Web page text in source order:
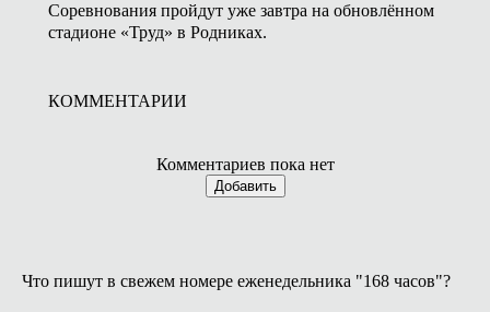
Соревнования пройдут уже завтра на обновлённом
стадионе «Труд» в Родниках.
КОММЕНТАРИИ
Комментариев пока нет
Добавить
Что пишут в свежем номере еженедельника "168 часов"?